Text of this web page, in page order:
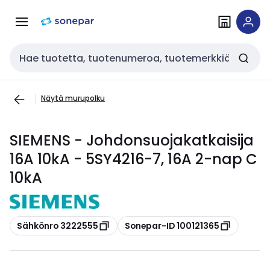
navigointiinsisältöön
Haku
Näytä murupolku
SIEMENS - Johdonsuojakatkaisija
16A 10kA - 5SY4216-7, 16A 2-nap C
10kA
Kopioi
Sähkönro 3222555 Kopioi
Sonepar-ID 100121365